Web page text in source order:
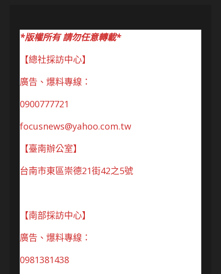
*版權所有 請勿任意轉載*
【總社採訪中心】
廣告、爆料專線：
0900777721
focusnews@yahoo.com.tw
【臺南辦公室】
台南市東區崇德21街42之5號
【南部採訪中心】
廣告、爆料專線：
0981381438